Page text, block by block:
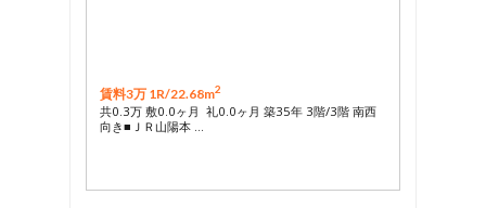
賃料3万 1R/22.68m2
共0.3万 敷0.0ヶ月 礼0.0ヶ月 築35年 3階/3階 南西
向き■ＪＲ山陽本 …